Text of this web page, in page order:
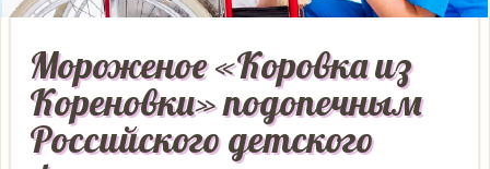
Мороженое «Коровка из
Кореновки» подопечным
Российского детского